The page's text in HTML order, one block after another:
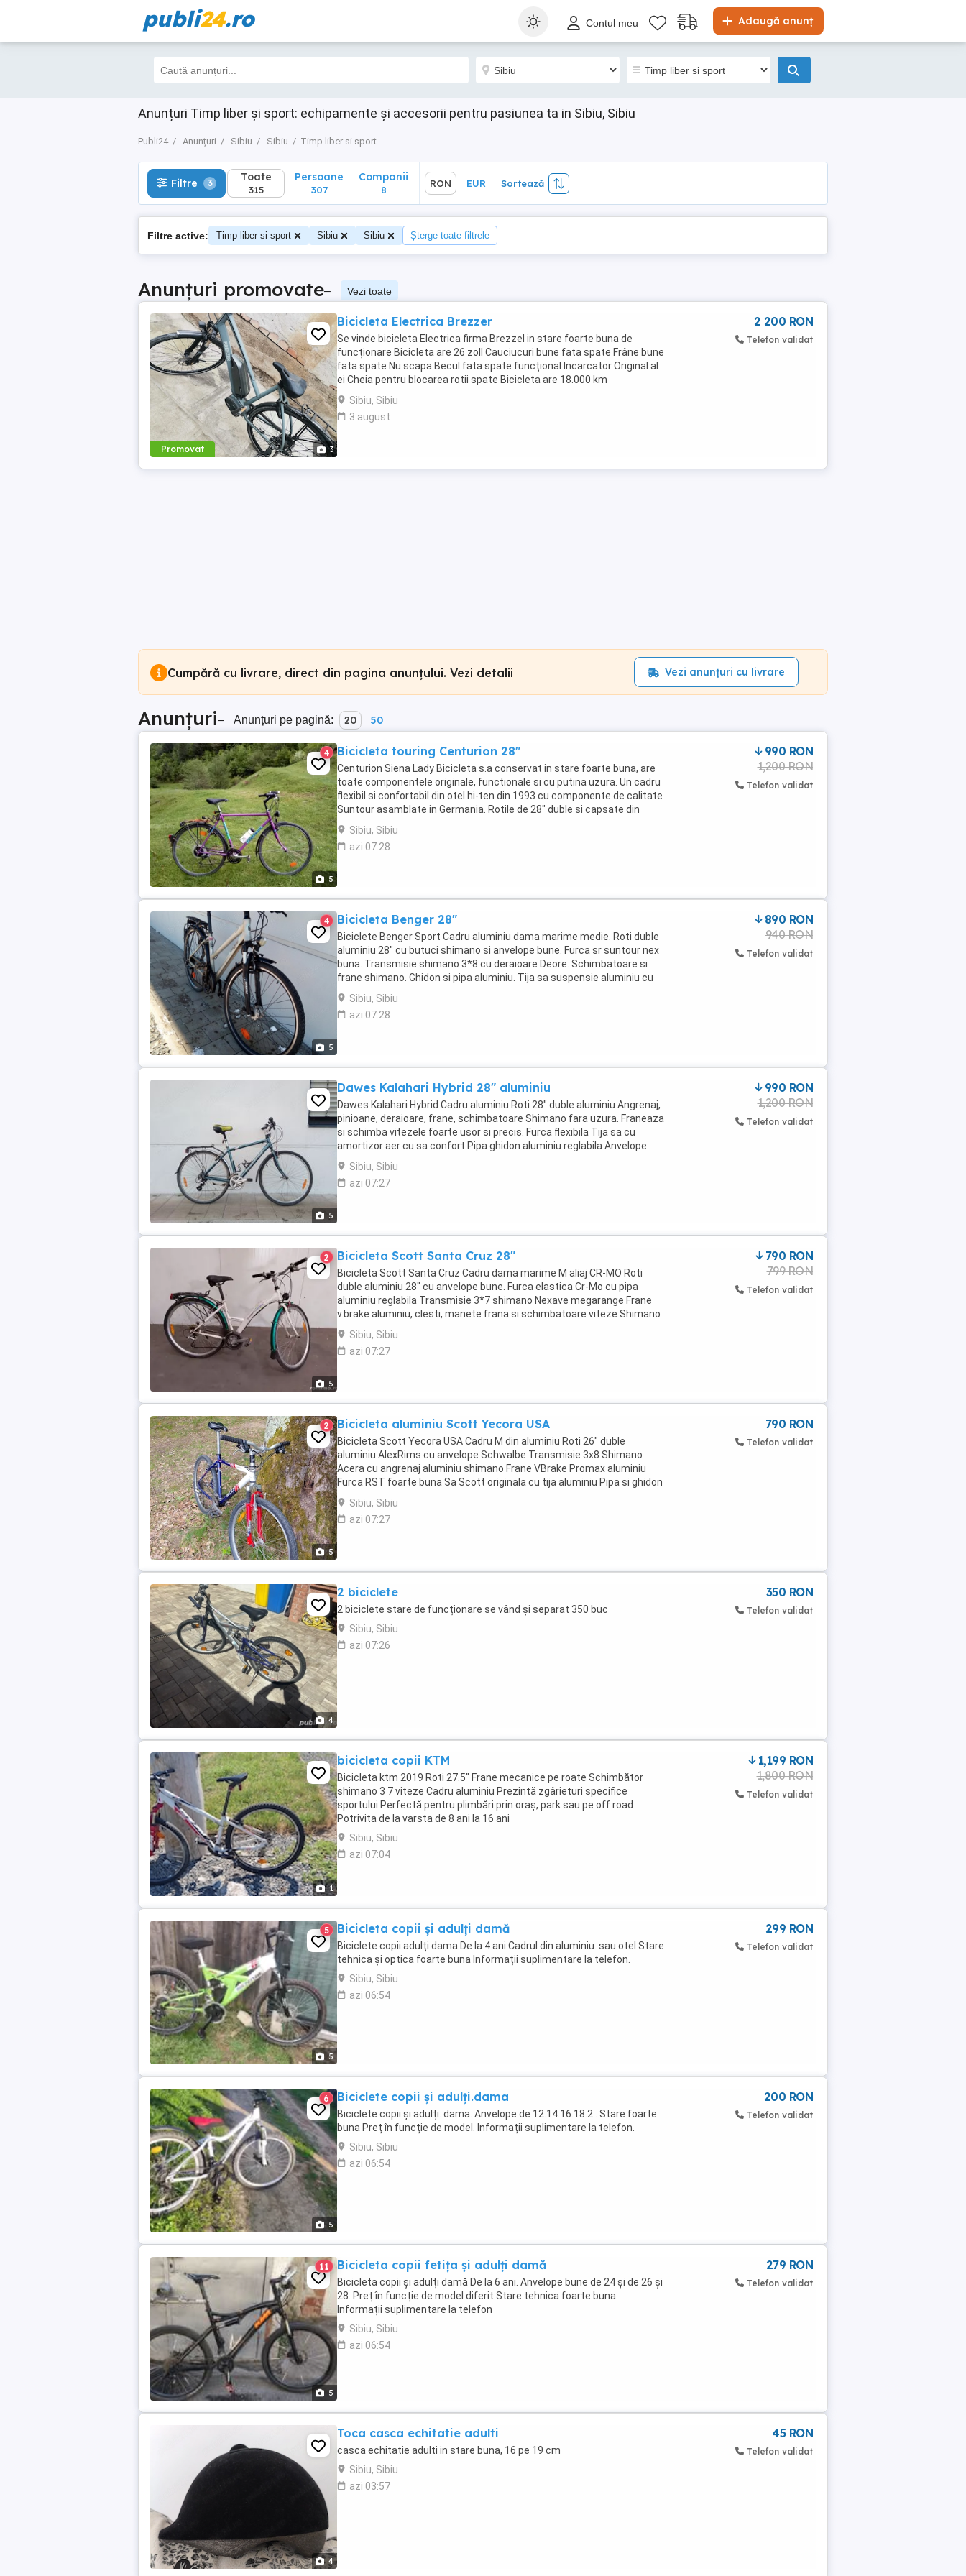
publi24.ro Adaugă anunț
Contul meu
Anunțuri Timp liber și sport: echipamente și accesorii pentru pasiunea ta in Sibiu, Sibiu
Publi24 Anunțuri Sibiu Sibiu Timp liber si sport
Filtre 3 Toate
315
Sortează
Filtre 3 Toate
315
Persoane
307
Companii
8
RON EUR Sortează
Filtre active: Timp liber si sport Sibiu Sibiu Șterge toate filtrele
Anunțuri promovate– Vezi toate
Promovat 3
Bicicleta Electrica Brezzer
Se vinde bicicleta Electrica firma Brezzel in stare foarte buna de
funcționare Bicicleta are 26 zoll Cauciucuri bune fata spate Frâne bune
fata spate Nu scapa Becul fata spate funcțional Incarcator Original al
ei Cheia pentru blocarea rotii spate Bicicleta are 18.000 km
Apărătoarea pe fata are ...
Sibiu, Sibiu
3 august
2 200 RON
Telefon validat
Cumpără cu livrare, direct din pagina anunțului. Vezi detalii Vezi anunțuri cu livrare
Anunțuri– Anunțuri pe pagină: 20 50
5
4 Bicicleta touring Centurion 28"
Centurion Siena Lady Bicicleta s.a conservat in stare foarte buna, are
toate componentele originale, functionale si cu putina uzura. Un cadru
flexibil si confortabil din otel hi-ten din 1993 cu componente de calitate
Suntour asamblate in Germania. Rotile de 28" duble si capsate din
aluminiu cu butucii, ...
Sibiu, Sibiu
azi 07:28
990 RON
1,200 RON
Telefon validat
5
4 Bicicleta Benger 28"
Biciclete Benger Sport Cadru aluminiu dama marime medie. Roti duble
aluminiu 28" cu butuci shimano si anvelope bune. Furca sr suntour nex
buna. Transmisie shimano 3*8 cu deraioare Deore. Schimbatoare si
frane shimano. Ghidon si pipa aluminiu. Tija sa suspensie aluminiu cu
sa gel. Ca accesorii este dotata ...
Sibiu, Sibiu
azi 07:28
890 RON
940 RON
Telefon validat
5
Dawes Kalahari Hybrid 28" aluminiu
Dawes Kalahari Hybrid Cadru aluminiu Roti 28" duble aluminiu Angrenaj,
pinioane, deraioare, frane, schimbatoare Shimano fara uzura. Franeaza
si schimba vitezele foarte usor si precis. Furca flexibila Tija sa cu
amortizor aer cu sa confort Pipa ghidon aluminiu reglabila Anvelope
vittoria kenda Constructie ...
Sibiu, Sibiu
azi 07:27
990 RON
1,200 RON
Telefon validat
5
2 Bicicleta Scott Santa Cruz 28"
Bicicleta Scott Santa Cruz Cadru dama marime M aliaj CR-MO Roti
duble aluminiu 28" cu anvelope bune. Furca elastica Cr-Mo cu pipa
aluminiu reglabila Transmisie 3*7 shimano Nexave megarange Frane
v.brake aluminiu, clesti, manete frana si schimbatoare viteze Shimano
Nexave. Tija sa zoom aluminiu cu sa ...
Sibiu, Sibiu
azi 07:27
790 RON
799 RON
Telefon validat
5
2 Bicicleta aluminiu Scott Yecora USA
Bicicleta Scott Yecora USA Cadru M din aluminiu Roti 26" duble
aluminiu AlexRims cu anvelope Schwalbe Transmisie 3x8 Shimano
Acera cu angrenaj aluminiu shimano Frane VBrake Promax aluminiu
Furca RST foarte buna Sa Scott originala cu tija aluminiu Pipa si ghidon
aluminiu Scott. In stare foarte buna, ...
Sibiu, Sibiu
azi 07:27
790 RON
Telefon validat
4
2 biciclete
2 biciclete stare de funcționare se vând și separat 350 buc
Sibiu, Sibiu
azi 07:26
350 RON
Telefon validat
1
bicicleta copii KTM
Bicicleta ktm 2019 Roti 27.5" Frane mecanice pe roate Schimbător
shimano 3 7 viteze Cadru aluminiu Prezintă zgârieturi specifice
sportului Perfectă pentru plimbări prin oraș, park sau pe off road
Potrivita de la varsta de 8 ani la 16 ani
Sibiu, Sibiu
azi 07:04
1,199 RON
1,800 RON
Telefon validat
5
5 Bicicleta copii și adulți damă
Biciclete copii adulți dama De la 4 ani Cadrul din aluminiu. sau otel Stare
tehnica și optica foarte buna Informații suplimentare la telefon.
Sibiu, Sibiu
azi 06:54
299 RON
Telefon validat
5
6 Biciclete copii și adulți.dama
Biciclete copii și adulți. dama. Anvelope de 12.14.16.18.2 . Stare foarte
buna Preț în funcție de model. Informații suplimentare la telefon.
Sibiu, Sibiu
azi 06:54
200 RON
Telefon validat
5
11 Bicicleta copii fetița și adulți damă
Bicicleta copii și adulți damă De la 6 ani. Anvelope bune de 24 și de 26 și
28. Preț în funcție de model diferit Stare tehnica foarte buna.
Informații suplimentare la telefon
Sibiu, Sibiu
azi 06:54
279 RON
Telefon validat
4
Toca casca echitatie adulti
casca echitatie adulti in stare buna, 16 pe 19 cm
Sibiu, Sibiu
azi 03:57
45 RON
Telefon validat